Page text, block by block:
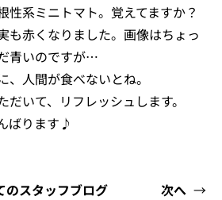
性系ミニトマト。覚えてますか？
も赤くなりました。画像はちょっ
青いのですが…
、人間が食べないとね。
いて、リフレッシュします。
ばります♪
のスタッフブログ 次へ →